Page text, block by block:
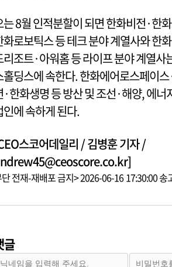
는 8월 인적분할이 되면 한화비전·한
화로보틱스 등 테크 분야 계열사와 한
리조트·아워홈 등 라이프 분야 계열사
홀딩스에 속한다. 한화에어로스페이
·한화생명 등 방산 및 조선·해양, 에너
인에 속하게 된다.
스코어데일리 / 김병훈 기자 /
전재-재배포 금지> 2026-06-16 17:30:00 송
글